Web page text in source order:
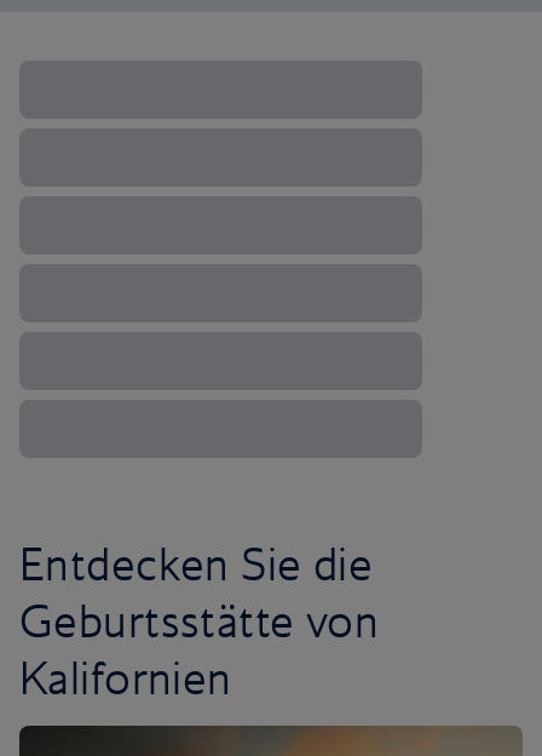
Entdecken Sie die
Geburtsstätte von
Kalifornien